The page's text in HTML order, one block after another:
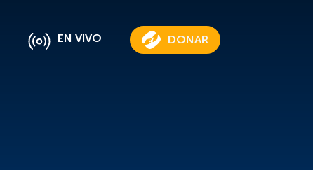
EN VIVO DONAR